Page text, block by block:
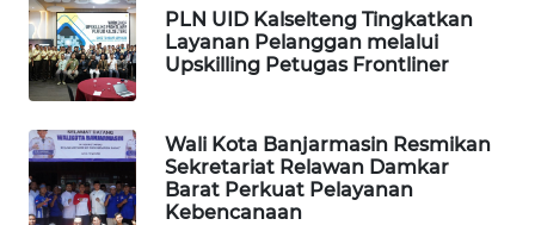
PLN UID Kalselteng Tingkatkan
Layanan Pelanggan melalui
Upskilling Petugas Frontliner
Wali Kota Banjarmasin Resmikan
Sekretariat Relawan Damkar
Barat Perkuat Pelayanan
Kebencanaan
PERSONA
WAHANA
OTOMOTIF
WAHANA
HEALTH